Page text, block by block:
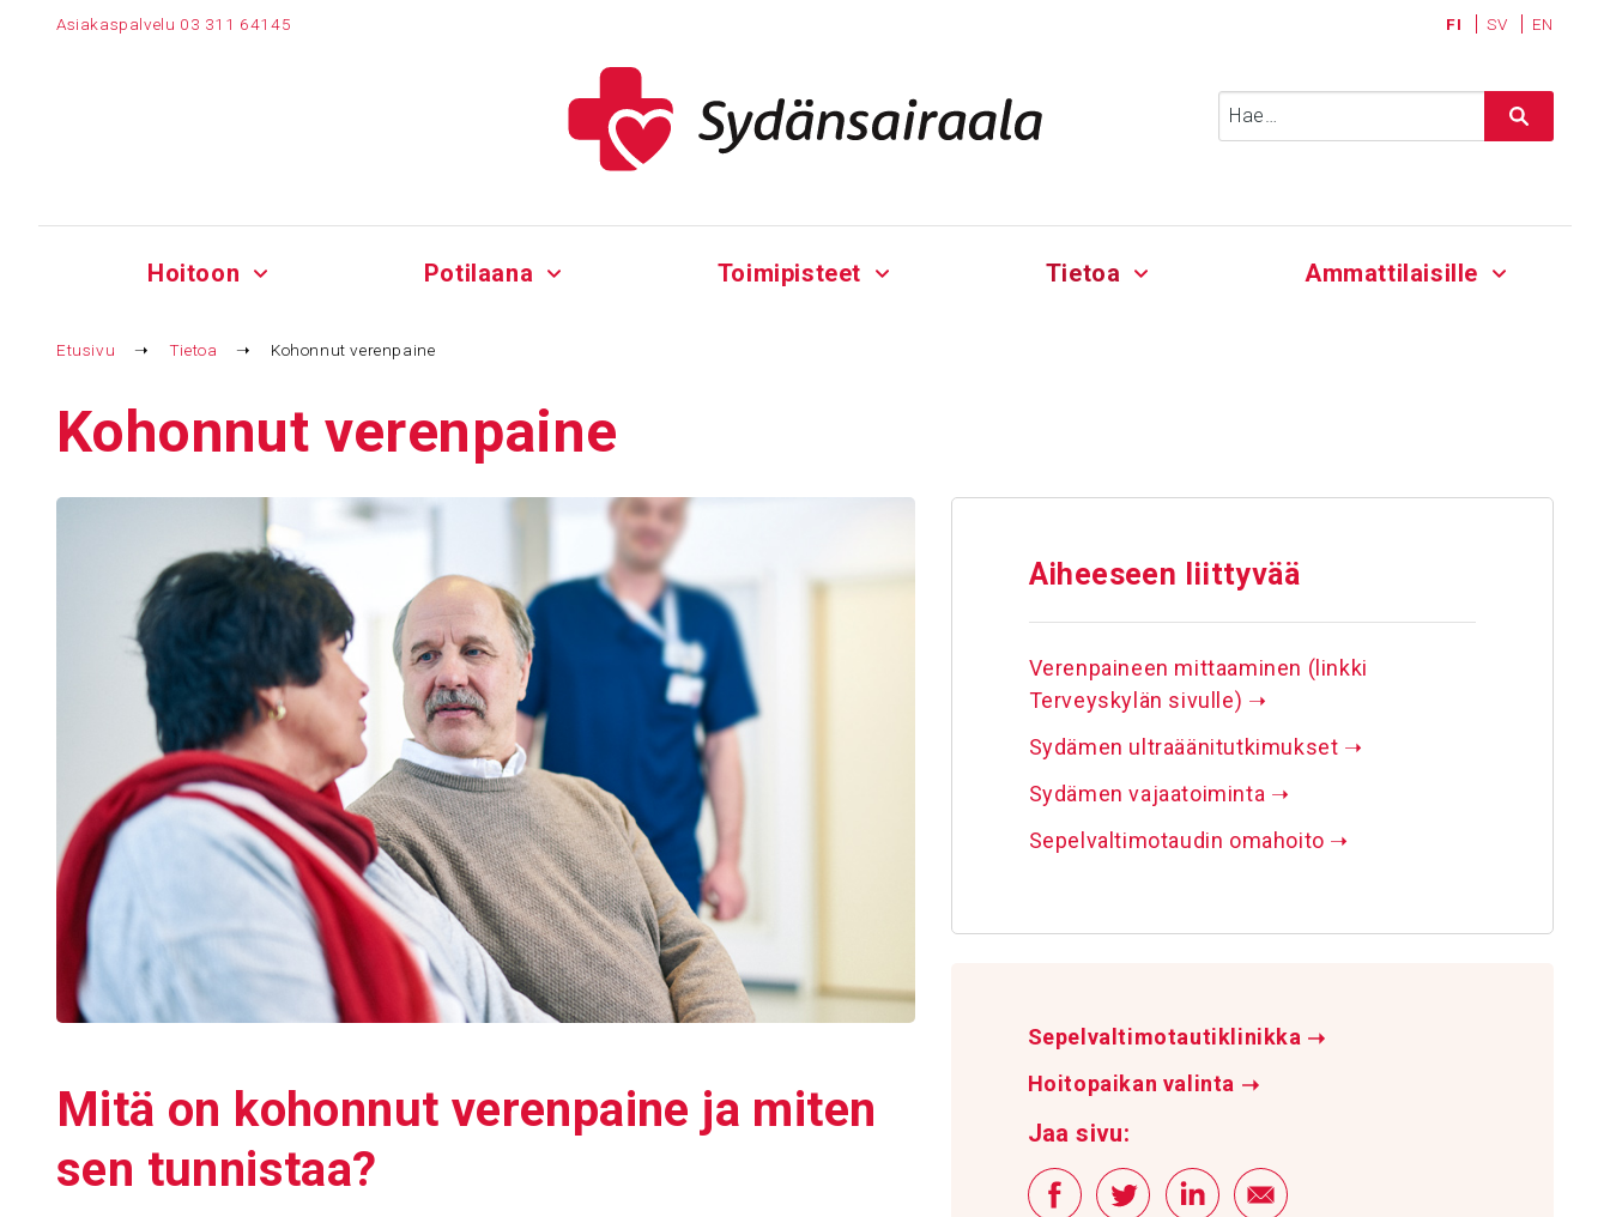
Asiakaspalvelu 03 311 64145 FI SV EN
Hoitoon Potilaana Toimipisteet Tietoa Ammattilaisille
Etusivu ➝ Tietoa ➝ Kohonnut verenpaine
Kohonnut veren­paine
Mitä on kohonnut veren­paine ja miten
sen tunnistaa?
Aihee­seen liit­tyvää
Verenpaineen mittaaminen (linkki
Terveyskylän sivulle) ➝
Sydämen ultraäänitutkimukset ➝
Sydämen vajaatoiminta ➝
Sepelvaltimotaudin omahoito ➝
Sepelvaltimotautiklinikka ➝
Hoitopaikan valinta ➝
Jaa sivu: